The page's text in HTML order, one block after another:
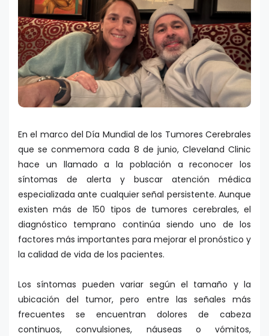
En el marco del Día Mundial de los Tumores Cerebrales
que se conmemora cada 8 de junio, Cleveland Clinic
hace un llamado a la población a reconocer los
síntomas de alerta y buscar atención médica
especializada ante cualquier señal persistente. Aunque
existen más de 150 tipos de tumores cerebrales, el
diagnóstico temprano continúa siendo uno de los
factores más importantes para mejorar el pronóstico y
la calidad de vida de los pacientes.
Los síntomas pueden variar según el tamaño y la
ubicación del tumor, pero entre las señales más
frecuentes se encuentran dolores de cabeza
continuos, convulsiones, náuseas o vómitos,